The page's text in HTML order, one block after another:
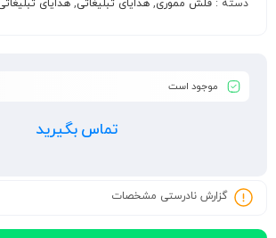
دسته : فلش مموری, هدایای تبلیغاتی, هدایای
موجود است
تماس بگیرید
گزارش نادرستی مشخصات